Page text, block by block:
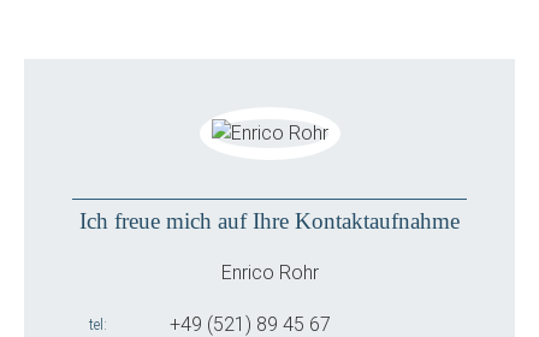
Ich freue mich auf Ihre Kontaktaufnahme
Enrico Rohr
tel +49 (521) 89 45 67